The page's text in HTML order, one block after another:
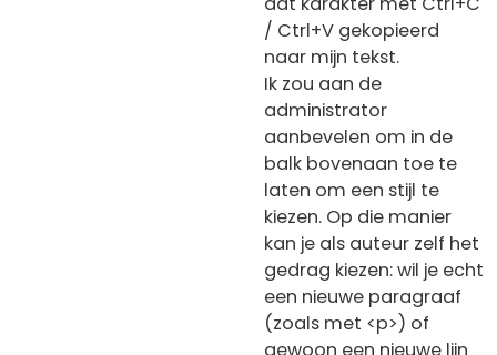
/ Ctrl+V gekopieerd
naar mijn tekst.
Ik zou aan de
administrator
aanbevelen om in de
balk bovenaan toe te
laten om een stijl te
kiezen. Op die manier
kan je als auteur zelf het
gedrag kiezen: wil je echt
een nieuwe paragraaf
(zoals met <p>) of
gewoon een nieuwe lijn